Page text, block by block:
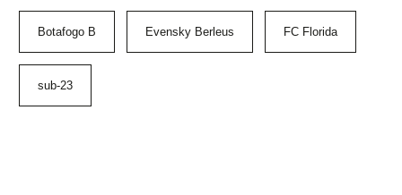
Botafogo B Evensky Berleus FC Florida
sub-23